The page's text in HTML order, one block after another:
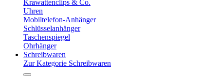
Krawattenclips & Co.
Uhren
Mobiltelefon-Anhänger
Schlüsselanhänger
Taschenspiegel
Ohrhänger
Schreibwaren
Zur Kategorie Schreibwaren